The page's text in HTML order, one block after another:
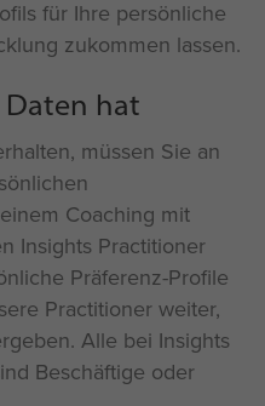
für Ihre persönliche
zukommen lassen.
hat
müssen Sie an
Coaching mit
Insights Practitioner
Präferenz-Profile
Practitioner weiter,
Alle bei Insights
Beschäftige oder